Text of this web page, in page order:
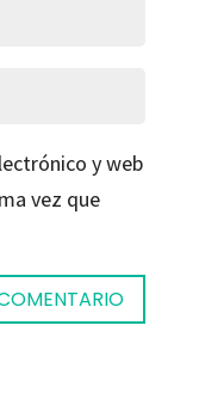
y web
vez que